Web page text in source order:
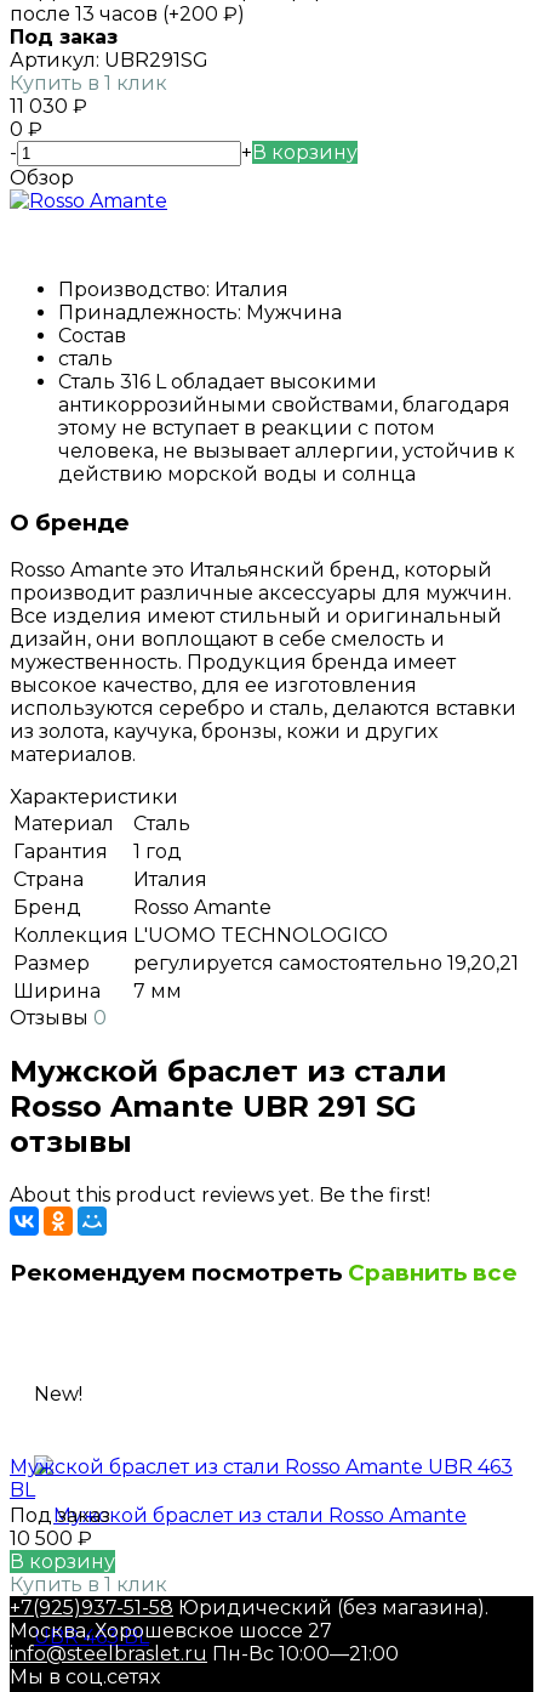
после 13 часов (+200 ₽)
Под заказ
Артикул: UBR291SG
Купить в 1 клик
11 030 ₽
0 ₽
-
+В корзину
Обзор
Производство: Италия
Принадлежность: Мужчина
Состав
сталь
Сталь 316 L обладает высокими
антикоррозийными свойствами, благодаря
этому не вступает в реакции с потом
человека, не вызывает аллергии, устойчив к
действию морской воды и солнца
О бренде
Rosso Amante это Итальянский бренд, который
производит различные аксессуары для мужчин.
Все изделия имеют стильный и оригинальный
дизайн, они воплощают в себе смелость и
мужественность. Продукция бренда имеет
высокое качество, для ее изготовления
используются серебро и сталь, делаются вставки
из золота, каучука, бронзы, кожи и других
материалов.
Характеристики
Материал
Сталь
Гарантия
1 год
Страна
Италия
Бренд
Rosso Amante
Коллекция L'UOMO TECHNOLOGICO
Размер
регулируется самостоятельно 19,20,21
Ширина
7 мм
Отзывы 0
Мужской браслет из стали
Rosso Amante UBR 291 SG
отзывы
About this product reviews yet. Be the first!
Рекомендуем посмотреть Сравнить все
New!
Мужской браслет из стали Rosso Amante UBR 463
BL
Под заказ
10 500 ₽
В корзину
Купить в 1 клик
+7(925)937-51-58 Юридический (без магазина).
Москва, Хорошевское шоссе 27
info@steelbraslet.ru Пн-Вс 10:00—21:00
Мы в соц.сетях